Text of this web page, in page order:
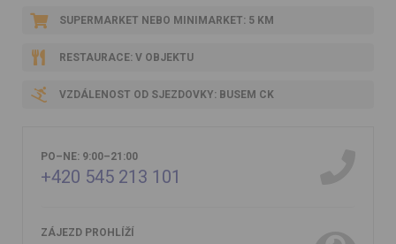
SUPERMARKET NEBO MINIMARKET: 5 KM
RESTAURACE: V OBJEKTU
VZDÁLENOST OD SJEZDOVKY: BUSEM CK
PO–NE: 9:00–21:00
+420 545 213 101
ZÁJEZD PROHLÍŽÍ